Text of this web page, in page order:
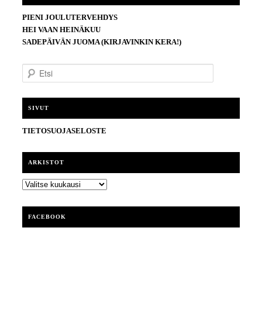
PIENI JOULUTERVEHDYS
HEI VAAN HEINÄKUU
SADEPÄIVÄN JUOMA (KIRJAVINKIN KERA!)
SIVUT
TIETOSUOJASELOSTE
ARKISTOT
ARKISTOT
FACEBOOK